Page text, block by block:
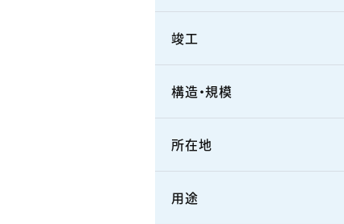
竣工
構造・規模
所在地
用途